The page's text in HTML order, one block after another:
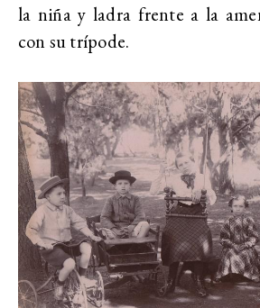
la niña y ladra frente a la
con su trípode.